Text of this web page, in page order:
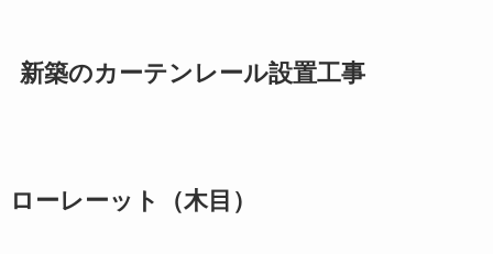
新築のカーテンレール設置工事
ローレーット（木目）